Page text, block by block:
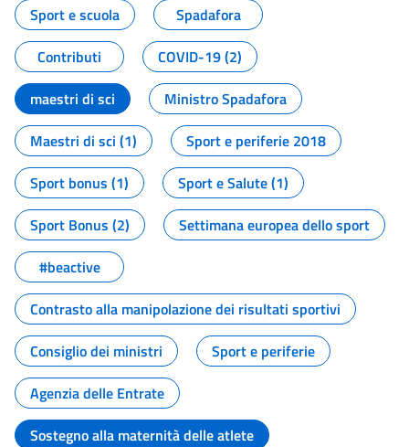
Sport e scuola
Spadafora
Contributi
COVID-19 (2)
maestri di sci
Ministro Spadafora
Maestri di sci (1)
Sport e periferie 2018
Sport bonus (1)
Sport e Salute (1)
Sport Bonus (2)
Settimana europea dello sport
#beactive
Contrasto alla manipolazione dei risultati sportivi
Consiglio dei ministri
Sport e periferie
Agenzia delle Entrate
Sostegno alla maternità delle atlete